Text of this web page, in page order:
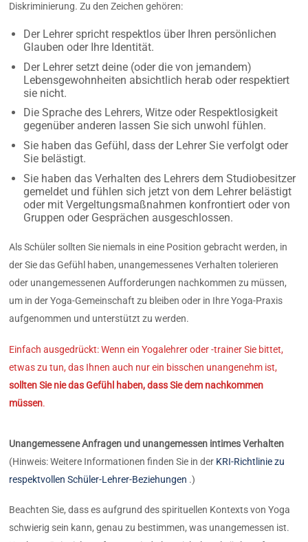
Diskriminierung. Zu den Zeichen gehören:
Der Lehrer spricht respektlos über Ihren persönlichen
Glauben oder Ihre Identität.
Der Lehrer setzt deine (oder die von jemandem)
Lebensgewohnheiten absichtlich herab oder respektiert
sie nicht.
Die Sprache des Lehrers, Witze oder Respektlosigkeit
gegenüber anderen lassen Sie sich unwohl fühlen.
Sie haben das Gefühl, dass der Lehrer Sie verfolgt oder
Sie belästigt.
Sie haben das Verhalten des Lehrers dem Studiobesitzer
gemeldet und fühlen sich jetzt von dem Lehrer belästigt
oder mit Vergeltungsmaßnahmen konfrontiert oder von
Gruppen oder Gesprächen ausgeschlossen.
Als Schüler sollten Sie niemals in eine Position gebracht werden, in
der Sie das Gefühl haben, unangemessenes Verhalten tolerieren
oder unangemessenen Aufforderungen nachkommen zu müssen,
um in der Yoga-Gemeinschaft zu bleiben oder in Ihre Yoga-Praxis
aufgenommen und unterstützt zu werden.
Einfach ausgedrückt: Wenn ein Yogalehrer oder -trainer Sie bittet,
etwas zu tun, das Ihnen auch nur ein bisschen unangenehm ist,
sollten Sie nie das Gefühl haben, dass Sie dem nachkommen
müssen.
Unangemessene Anfragen und unangemessen intimes Verhalten
(Hinweis: Weitere Informationen finden Sie in der KRI-Richtlinie zu
respektvollen Schüler-Lehrer-Beziehungen .)
Beachten Sie, dass es aufgrund des spirituellen Kontexts von Yoga
schwierig sein kann, genau zu bestimmen, was unangemessen ist.